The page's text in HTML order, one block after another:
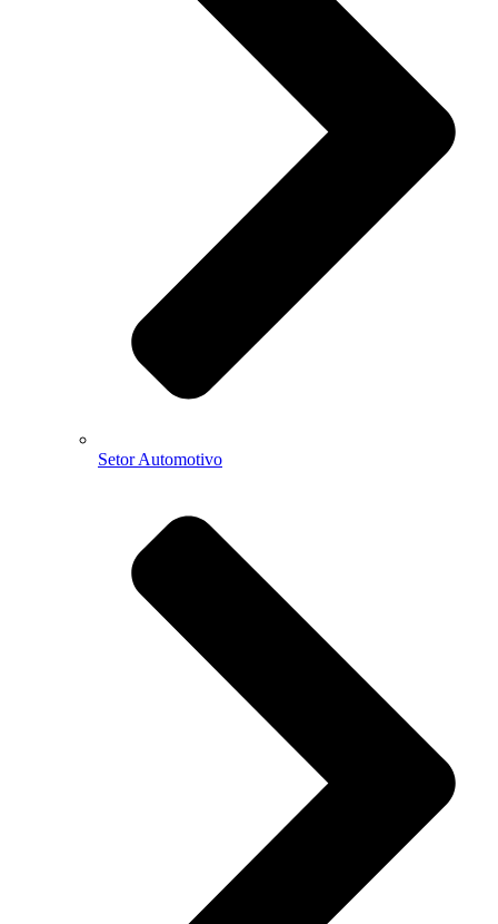
Setor Automotivo